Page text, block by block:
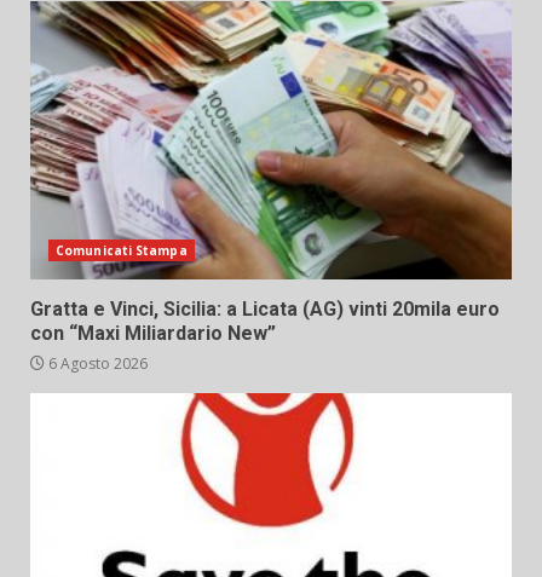
Comunicati Stampa
Gratta e Vinci, Sicilia: a Licata (AG) vinti 20mila euro
con “Maxi Miliardario New”
6 Agosto 2026